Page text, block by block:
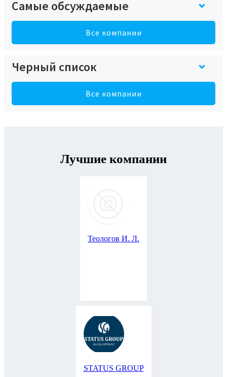
Самые обсуждаемые
Все компании
Черный список
Все компании
Лучшие компании
Теологов И. Л.
STATUS GROUP